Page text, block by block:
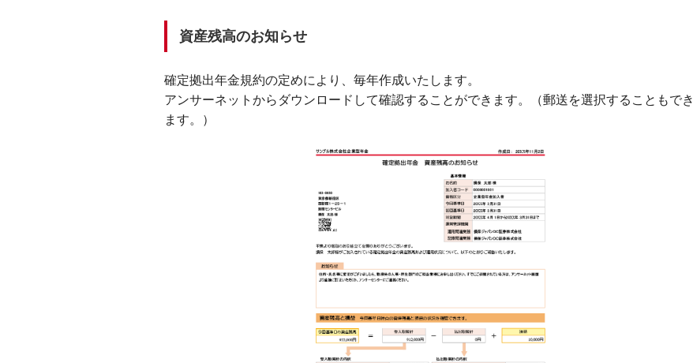
資産残高のお知らせ
確定拠出年金規約の定めにより、毎年作成いたします。
アンサーネットからダウンロードして確認することができます。（郵送を選択することもでき
ます。）